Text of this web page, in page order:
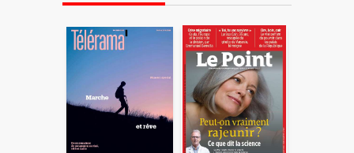
Partager cette offre